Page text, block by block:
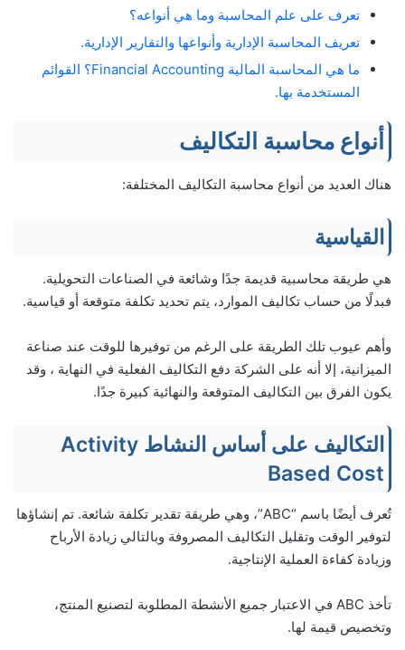
تعرف على علم المحاسبة وما هي أنواعه؟
تعريف المحاسبة الإدارية وأنواعها والتقارير الإدارية.
ما هي المحاسبة المالية Financial Accounting؟ القوائم
المستخدمة بها.
أنواع محاسبة التكاليف
هناك العديد من أنواع محاسبة التكاليف المختلفة:
القياسية
هي طريقة محاسبية قديمة جدًا وشائعة في الصناعات التحويلية.
فبدلًا من حساب تكاليف الموارد، يتم تحديد تكلفة متوقعة أو قياسية.
وأهم عيوب تلك الطريقة على الرغم من توفيرها للوقت عند صناعة
الميزانية، إلا أنه على الشركة دفع التكاليف الفعلية في النهاية ، وقد
يكون الفرق بين التكاليف المتوقعة والنهائية كبيرة جدًا.
التكاليف على أساس النشاط Activity
Based Cost
تُعرف أيضًا باسم “ABC”، وهي طريقة تقدير تكلفة شائعة. تم إنشاؤها
لتوفير الوقت وتقليل التكاليف المصروفة وبالتالي زيادة الأرباح
وزيادة كفاءة العملية الإنتاجية.
تأخذ ABC في الاعتبار جميع الأنشطة المطلوبة لتصنيع المنتج،
وتخصيص قيمة لها.